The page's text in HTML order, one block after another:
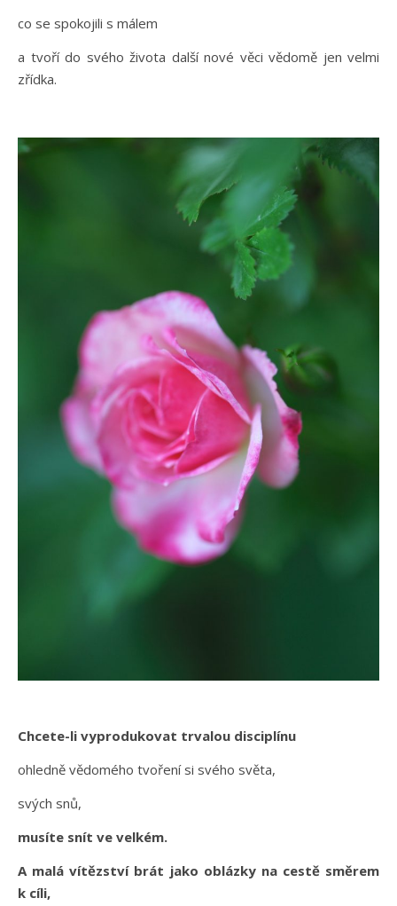
co se spokojili s málem
a tvoří do svého života další nové věci vědomě jen velmi
zřídka.
Chcete-li vyprodukovat trvalou disciplínu
ohledně vědomého tvoření si svého světa,
svých snů,
musíte snít ve velkém.
A malá vítězství brát jako oblázky na cestě směrem
k cíli,